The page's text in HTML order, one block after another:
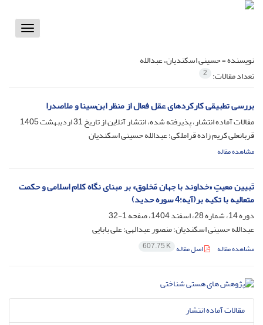
Toggle
نویسنده =حسینی اسکندیان، عبدالله
تعداد مقالات: 2
بررسی تطبیقی کارکردهای عقل فعال از منظر ابن‌سینا و ملاصدرا
مقالات آماده انتشار، پذیرفته شده، انتشار آنلاین از تاریخ31 اردیبهشت 1405
قربانعلی کریم زاده قراملکی؛ عبدالله حسینی اسکندیان
مشاهده مقاله
تَبیین معیتِ «خداوند با جهان مَخلوق» بر مبنای نگاه کلام اسلامی و حکمت
متعالیه با تکیه بر(آیه؛4 سوره حدید)
دوره 14، شماره 28، اسفند 1404، صفحه
1-32
عبدالله حسینی اسکندیان؛ منصور عبدالهی؛ علی بابایی
مشاهده مقاله اصل مقاله 607.75 K
مقالات آماده انتشار